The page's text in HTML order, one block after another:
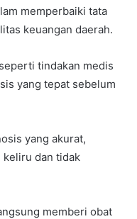
memperbaiki tata
keuangan daerah.
tindakan medis
yang tepat sebelum
yang akurat,
keliru dan tidak
memberi obat